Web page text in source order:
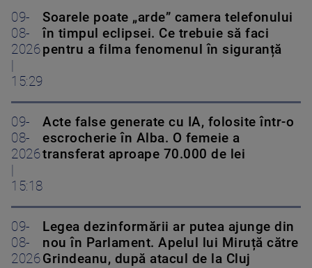
09-
08-
2026
15:29
Soarele poate „arde” camera telefonului
în timpul eclipsei. Ce trebuie să faci
pentru a filma fenomenul în siguranță
09-
08-
2026
15:18
Acte false generate cu IA, folosite într-o
escrocherie în Alba. O femeie a
transferat aproape 70.000 de lei
09-
08-
2026
Legea dezinformării ar putea ajunge din
nou în Parlament. Apelul lui Miruță către
Grindeanu, după atacul de la Cluj